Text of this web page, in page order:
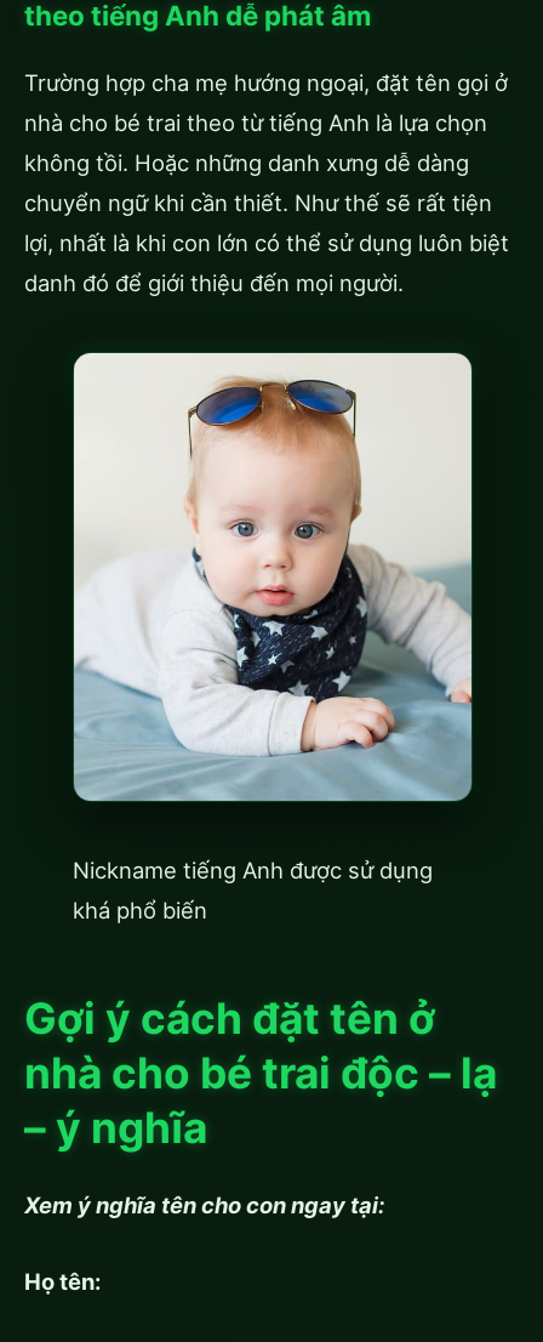
theo tiếng Anh dễ phát âm
Trường hợp cha mẹ hướng ngoại, đặt tên gọi ở
nhà cho bé trai theo từ tiếng Anh là lựa chọn
không tồi. Hoặc những danh xưng dễ dàng
chuyển ngữ khi cần thiết. Như thế sẽ rất tiện
lợi, nhất là khi con lớn có thể sử dụng luôn biệt
danh đó để giới thiệu đến mọi người.
Nickname tiếng Anh được sử dụng
khá phổ biến
Gợi ý cách đặt tên ở
nhà cho bé trai độc – lạ
– ý nghĩa
Xem ý nghĩa tên cho con ngay tại:
Họ tên: